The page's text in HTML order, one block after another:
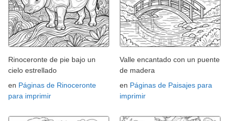
Rinoceronte de pie bajo un
cielo estrellado
en Páginas de Rinoceronte
para imprimir
Valle encantado con un puente
de madera
en Páginas de Paisajes para
imprimir